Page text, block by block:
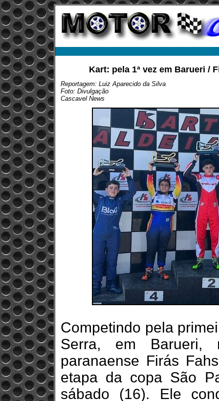
Kart: pela 1ª vez em Barueri /
Reportagem: Luiz Aparecido da Silva
Foto: Divulgação
Cascavel News
Competindo pela
Serra, em
paranaense Firás
etapa da copa São
sábado (16). Ele